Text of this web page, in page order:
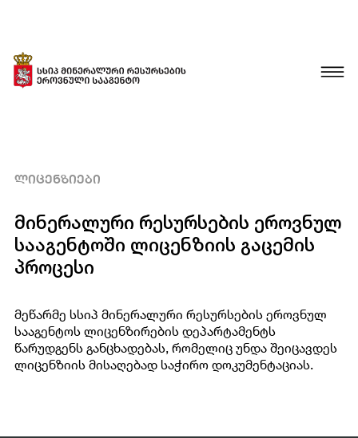
ᲡᲢᲐᲢᲘᲡᲢᲘᲙᲐ
გეოლოგია
ლიცენზიები
ᲚᲘᲪᲔᲜᲖᲘᲔᲑᲘ
ᲚᲘᲪᲔᲜᲖᲘᲘᲡ ᲛᲘᲦᲔᲑᲐ
ᲚᲘᲪᲔᲜᲖᲘᲘᲡ ᲒᲐᲓᲐᲪᲔᲛᲐ
ᲒᲐᲪᲔᲛᲣᲚᲘ ᲚᲘᲪᲔᲜᲖᲘᲔᲑᲘ
ᲚᲘᲪᲔᲜᲖᲘᲐᲜᲢᲘᲡ ᲒᲕᲔᲠᲓᲘ
სტატისტიკური ინფორმაცია
საჯარო ინფორმაცია
ᲘᲜᲤᲝᲠᲛᲐᲪᲘᲘᲡ ᲛᲝᲗᲮᲝᲕᲜᲐ
ᲚᲘᲪᲔᲜᲖᲘᲔᲑᲘ
მინერალური რესურსების ეროვნულ
სააგენტოში ლიცენზიის გაცემის
პროცესი
მეწარმე სსიპ მინერალური რესურსების ეროვნულ
სააგენტოს ლიცენზირების დეპარტამენტს
წარუდგენს განცხადებას, რომელიც უნდა შეიცავდეს
ლიცენზიის მისაღებად საჭირო დოკუმენტაციას.